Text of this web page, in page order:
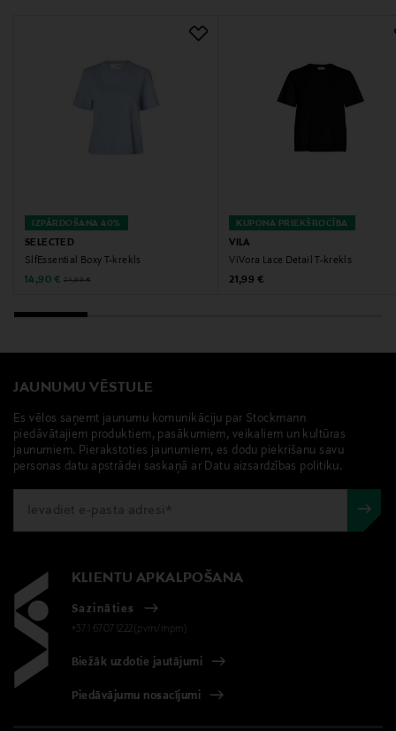
krekls, trikotāžas krekls, kokvilnas krekls, Selected,
IZPĀRDOŠANA 40%
SELECTED
SlfEssential Boxy T-krekls
Discounted Price
14,90 € Original Price
24,99 €
KUPONA PRIEKŠROCĪBA
VILA
ViVora Lace Detail T-krekls
Original Price
21,99 €
JAUNUMU VĒSTULE
Es vēlos saņemt jaunumu komunikāciju par Stockmann
piedāvātajiem produktiem, pasākumiem, veikaliem un kultūras
jaunumiem. Pierakstoties jaunumiem, es dodu piekrišanu savu
personas datu apstrādei saskaņā ar Datu aizsardzības politiku.
KLIENTU APKALPOŠANA
Sazināties
+371 67071222(pvm/mpm)
Biežāk uzdotie jautājumi
Piedāvājumu nosacījumi